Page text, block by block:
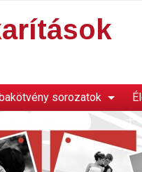
sorozatok